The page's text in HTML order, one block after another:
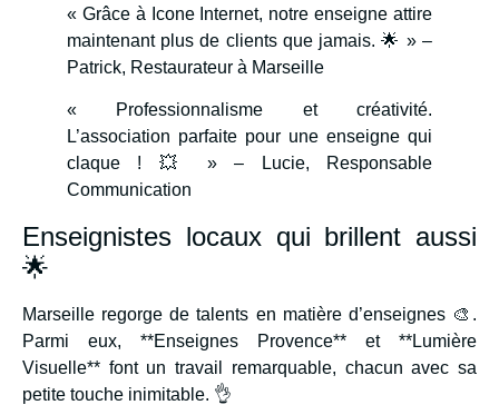
« Grâce à Icone Internet, notre enseigne attire
maintenant plus de clients que jamais. 🌟 » –
Patrick, Restaurateur à Marseille
« Professionnalisme et créativité.
L’association parfaite pour une enseigne qui
claque ! 💥 » – Lucie, Responsable
Communication
Enseignistes locaux qui brillent aussi
🌟
Marseille regorge de talents en matière d’enseignes 🎨.
Parmi eux, **Enseignes Provence** et **Lumière
Visuelle** font un travail remarquable, chacun avec sa
petite touche inimitable. 👌